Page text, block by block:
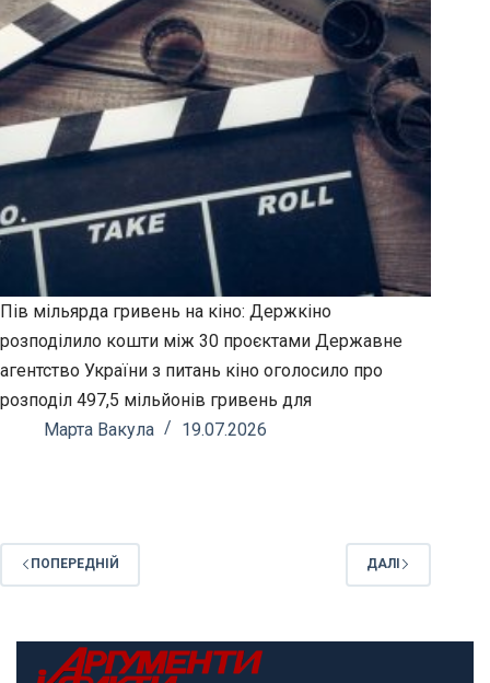
Пів мільярда гривень на кіно: Держкіно
розподілило кошти між 30 проєктами Державне
агентство України з питань кіно оголосило про
розподіл 497,5 мільйонів гривень для
Марта Вакула
19.07.2026
ПОПЕРЕДНІЙ ДАЛІ